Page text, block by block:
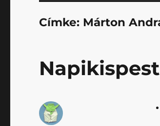
Címke: Márton
Napikispest